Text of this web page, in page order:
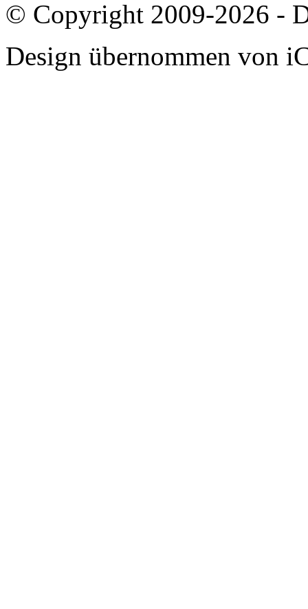
© Copyright 2009-2026 -
Design übernommen von